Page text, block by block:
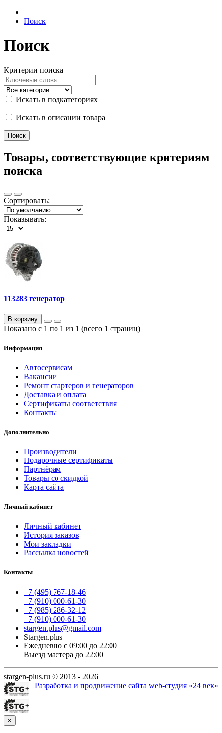
Поиск
Поиск
Критерии поиска
Искать в подкатегориях
Искать в описании товара
Товары, соответствующие критериям
поиска
Сортировать:
Показывать:
113283 генератор
В корзину
Показано с 1 по 1 из 1 (всего 1 страниц)
Информация
Автосервисам
Вакансии
Ремонт стартеров и генераторов
Доставка и оплата
Сертификаты соответствия
Контакты
Дополнительно
Производители
Подарочные сертификаты
Партнёрам
Товары со скидкой
Карта сайта
Личный кабинет
Личный кабинет
История заказов
Мои закладки
Рассылка новостей
Контакты
+7 (495) 767-18-46
+7 (910) 000-61-30
+7 (985) 286-32-12
+7 (910) 000-61-30
stargen.plus@gmail.com
Stargen.plus
Ежедневно с 09:00 до 22:00
Выезд мастера до 22:00
stargen-plus.ru © 2013 - 2026
Разработка и продвижение сайта web-студия «24 век»
×